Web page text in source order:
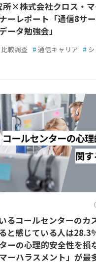
所×株式会社クロス・
ーレポート「通信8サ
ータ勉強会」
比較調査 # 通信キャリア #
るコールセンターのカ
と感じている人は28.3
ーの心理的安全性を損
マーハラスメント」が最